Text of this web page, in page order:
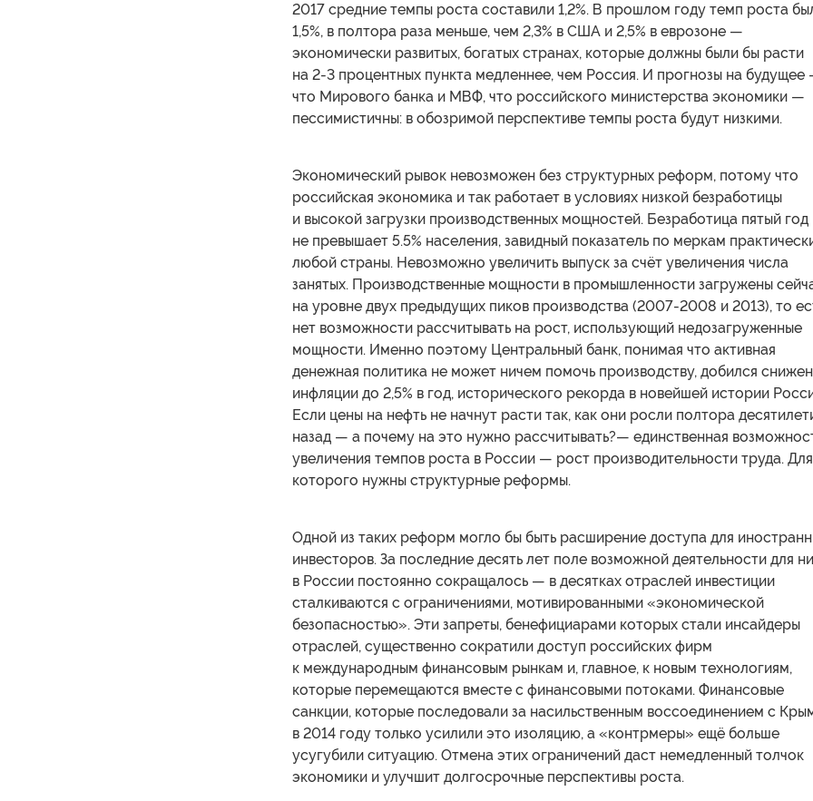
2017 средние темпы роста составили 1,2%. В прошлом году темп роста
1,5%, в полтора раза меньше, чем 2,3% в США и 2,5% в еврозоне —
экономически развитых, богатых странах, которые должны были бы расти
на 2-3 процентных пункта медленнее, чем Россия. И прогнозы на будущее
что Мирового банка и МВФ, что российского министерства экономики —
пессимистичны: в обозримой перспективе темпы роста будут низкими.
Экономический рывок невозможен без структурных реформ, потому что
российская экономика и так работает в условиях низкой безработицы
и высокой загрузки производственных мощностей. Безработица пятый год
не превышает 5.5% населения, завидный показатель по меркам
любой страны. Невозможно увеличить выпуск за счёт увеличения числа
занятых. Производственные мощности в промышленности загружены
на уровне двух предыдущих пиков производства (2007-2008 и 2013), то
нет возможности рассчитывать на рост, использующий недозагруженные
мощности. Именно поэтому Центральный банк, понимая что активная
денежная политика не может ничем помочь производству, добился
инфляции до 2,5% в год, исторического рекорда в новейшей истории
Если цены на нефть не начнут расти так, как они росли полтора
назад — а почему на это нужно рассчитывать?— единственная
увеличения темпов роста в России — рост производительности труда. Для
которого нужны структурные реформы.
Одной из таких реформ могло бы быть расширение доступа для
инвесторов. За последние десять лет поле возможной деятельности для
в России постоянно сокращалось — в десятках отраслей инвестиции
сталкиваются с ограничениями, мотивированными «экономической
безопасностью». Эти запреты, бенефициарами которых стали инсайдеры
отраслей, существенно сократили доступ российских фирм
к международным финансовым рынкам и, главное, к новым технологиям,
которые перемещаются вместе с финансовыми потоками. Финансовые
санкции, которые последовали за насильственным воссоединением с
в 2014 году только усилили это изоляцию, а «контрмеры» ещё больше
усугубили ситуацию. Отмена этих ограничений даст немедленный толчок
экономики и улучшит долгосрочные перспективы роста.